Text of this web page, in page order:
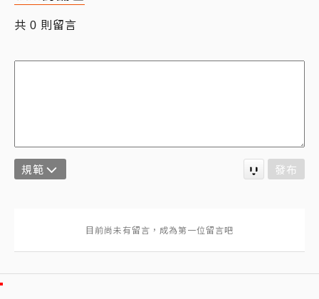
共 0 則留言
規範 發布